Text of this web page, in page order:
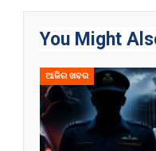
You Might
ଆଜିର ଖବର